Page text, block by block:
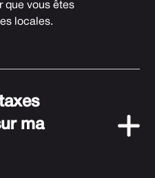
que vous êtes
locales.
ma